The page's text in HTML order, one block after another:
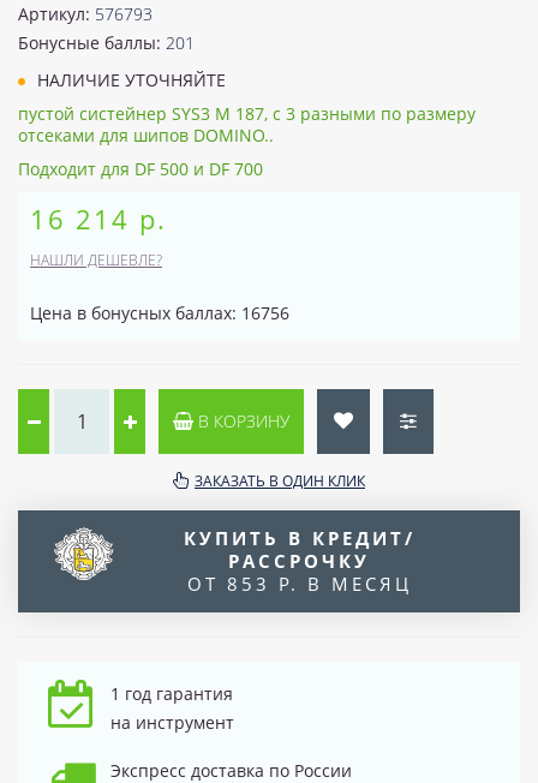
Артикул: 576793
Бонусные баллы: 201
НАЛИЧИЕ УТОЧНЯЙТЕ
пустой систейнер SYS3 M 187, с 3 разными по размеру
отсеками для шипов DOMINO..
Подходит для DF 500 и DF 700
16 214 р.
НАШЛИ ДЕШЕВЛЕ?
Цена в бонусных баллах: 16756
В КОРЗИНУ
ЗАКАЗАТЬ В ОДИН КЛИК
КУПИТЬ В КРЕДИТ/
РАССРОЧКУ
ОТ 853 Р. В МЕСЯЦ
1 год гарантия
на инструмент
Экспресс доставка по России